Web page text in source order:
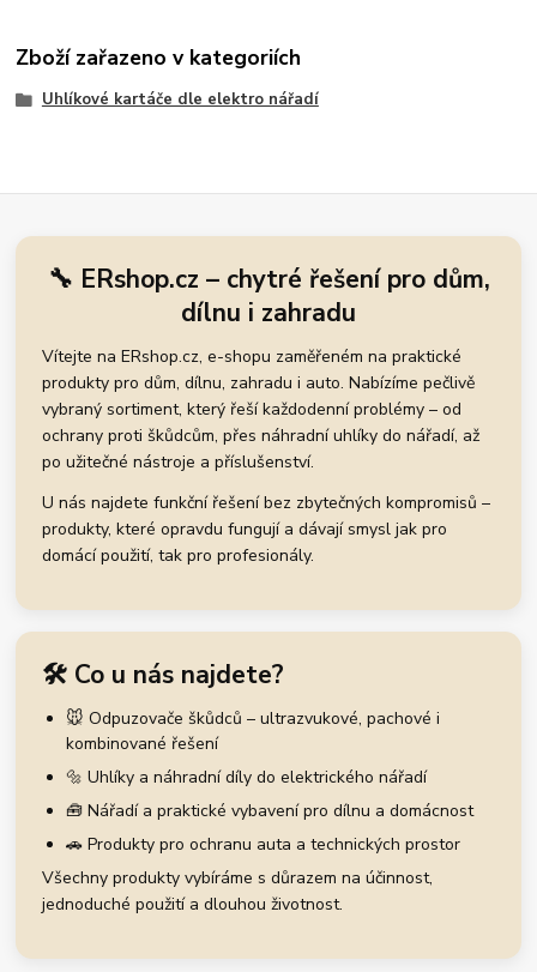
Zboží zařazeno v kategoriích
Uhlíkové kartáče dle elektro nářadí
🔧 ERshop.cz – chytré řešení pro dům,
dílnu i zahradu
Vítejte na ERshop.cz, e-shopu zaměřeném na praktické
produkty pro dům, dílnu, zahradu i auto. Nabízíme pečlivě
vybraný sortiment, který řeší každodenní problémy – od
ochrany proti škůdcům, přes náhradní uhlíky do nářadí, až
po užitečné nástroje a příslušenství.
U nás najdete funkční řešení bez zbytečných kompromisů –
produkty, které opravdu fungují a dávají smysl jak pro
domácí použití, tak pro profesionály.
🛠️ Co u nás najdete?
🐭 Odpuzovače škůdců – ultrazvukové, pachové i
kombinované řešení
🔩 Uhlíky a náhradní díly do elektrického nářadí
🧰 Nářadí a praktické vybavení pro dílnu a domácnost
🚗 Produkty pro ochranu auta a technických prostor
Všechny produkty vybíráme s důrazem na účinnost,
jednoduché použití a dlouhou životnost.